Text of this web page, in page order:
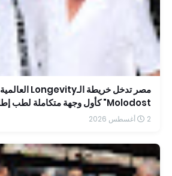
Molodost" كأول وجهة متكاملة لطب إطالة العمر الصحي
2 أغسطس 2026